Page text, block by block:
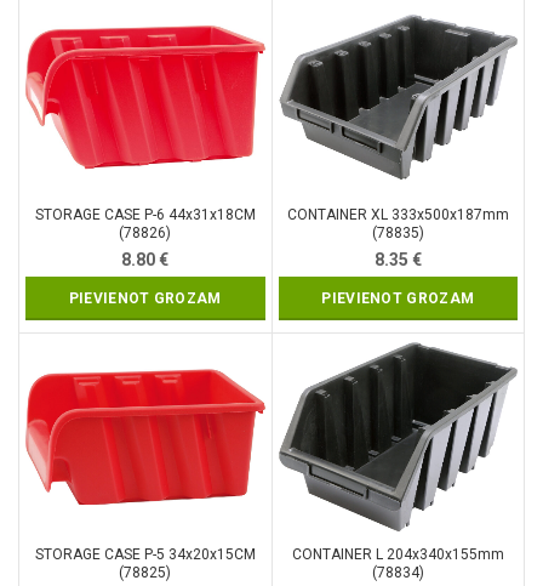
STORAGE CASE P-6 44x31x18CM
(78826)
8.80€
PIEVIENOT GROZAM
CONTAINER XL 333x500x187mm
(78835)
8.35 €
PIEVIENOT GROZAM
STORAGE CASE P-5 34x20x15CM
(78825)
CONTAINER L 204x340x155mm
(78834)